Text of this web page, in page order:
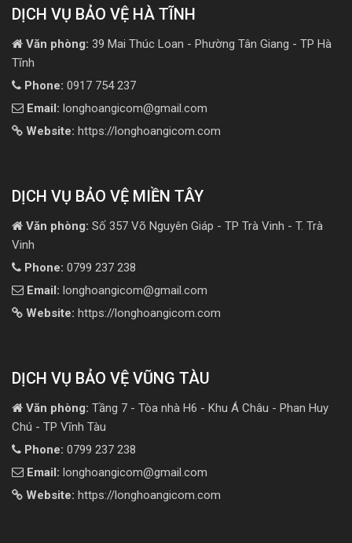
DỊCH VỤ BẢO VỆ HÀ TĨNH
Văn phòng: 39 Mai Thúc Loan - Phường Tân Giang - TP Hà
Tĩnh
Phone: 0917 754 237
Email: longhoangicom@gmail.com
Website: https://longhoangicom.com
DỊCH VỤ BẢO VỆ MIỀN TÂY
Văn phòng: Số 357 Võ Nguyên Giáp - TP Trà Vinh - T. Trà
Vinh
Phone: 0799 237 238
Email: longhoangicom@gmail.com
Website: https://longhoangicom.com
DỊCH VỤ BẢO VỆ VŨNG TÀU
Văn phòng: Tầng 7 - Tòa nhà H6 - Khu Á Châu - Phan Huy
Chú - TP Vĩnh Tàu
Phone: 0799 237 238
Email: longhoangicom@gmail.com
Website: https://longhoangicom.com